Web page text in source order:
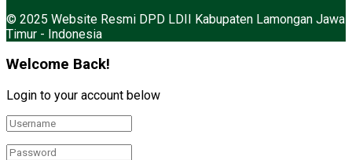
© 2025 Website Resmi DPD LDII Kabupaten Lamongan Jawa
Timur - Indonesia
Welcome Back!
Login to your account below